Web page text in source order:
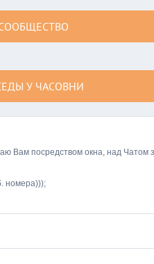
У ЧАСОВНИ